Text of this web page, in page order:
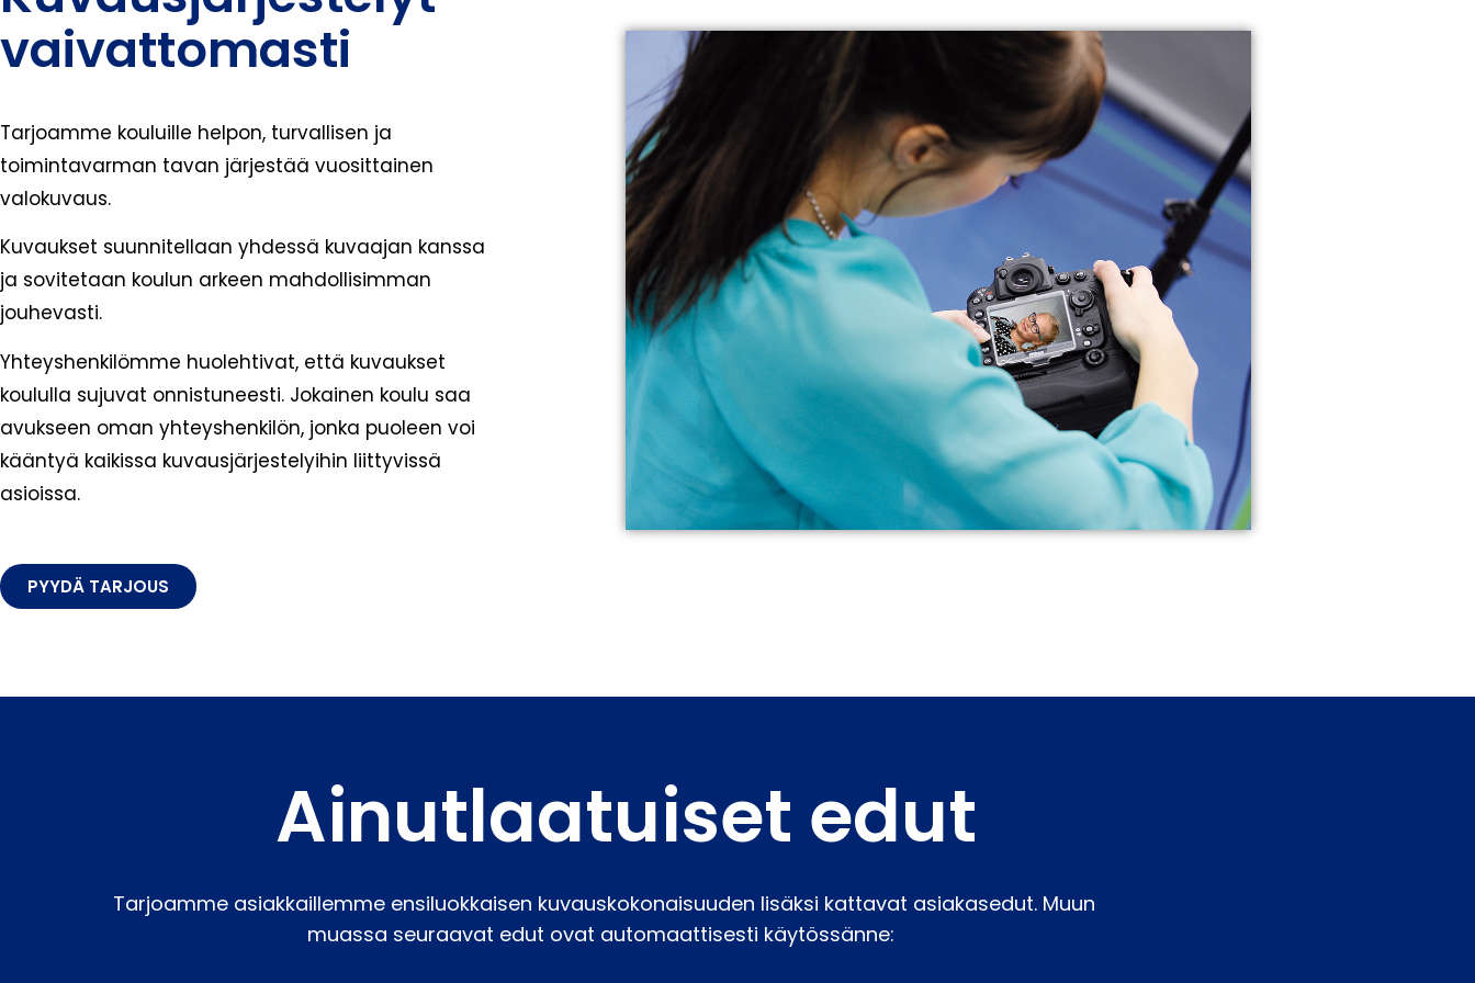
vaivattomasti
Tarjoamme kouluille helpon, turvallisen ja
toimintavarman tavan järjestää vuosittainen
valokuvaus.
Kuvaukset suunnitellaan yhdessä kuvaajan kanssa
ja sovitetaan koulun arkeen mahdollisimman
jouhevasti.
Yhteyshenkilömme huolehtivat, että kuvaukset
koululla sujuvat onnistuneesti. Jokainen koulu saa
avukseen oman yhteyshenkilön, jonka puoleen voi
kääntyä kaikissa kuvausjärjestelyihin liittyvissä
asioissa.
PYYDÄ TARJOUS
Ainutlaatuiset edut
Tarjoamme asiakkaillemme ensiluokkaisen kuvauskokonaisuuden lisäksi kattavat asiakasedut. Muun
muassa seuraavat edut ovat automaattisesti käytössänne: